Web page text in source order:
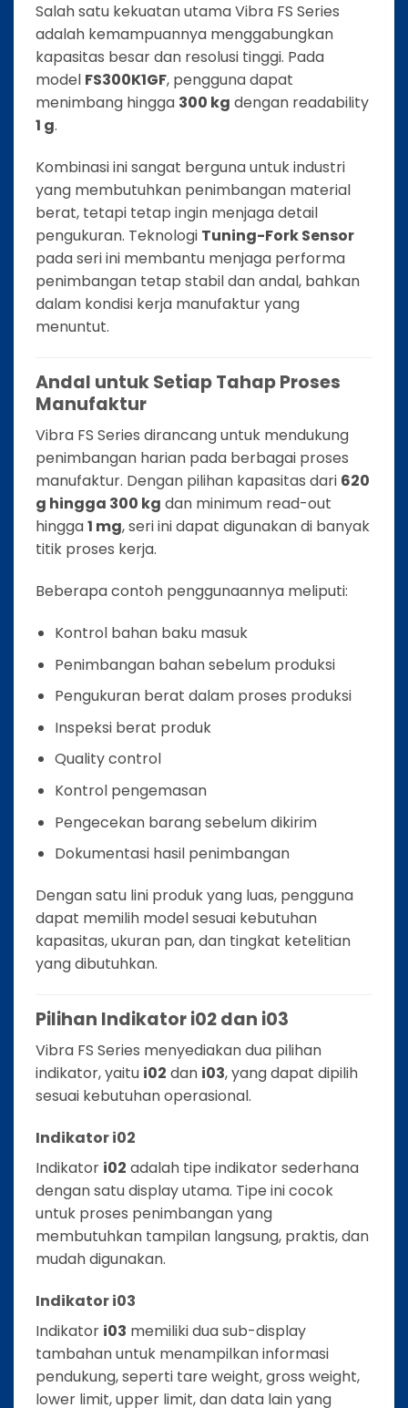
Salah satu kekuatan utama Vibra FS Series
adalah kemampuannya menggabungkan
kapasitas besar dan resolusi tinggi. Pada
model FS300K1GF, pengguna dapat
menimbang hingga 300 kg dengan readability
1 g.
Kombinasi ini sangat berguna untuk industri
yang membutuhkan penimbangan material
berat, tetapi tetap ingin menjaga detail
pengukuran. Teknologi Tuning-Fork Sensor
pada seri ini membantu menjaga performa
penimbangan tetap stabil dan andal, bahkan
dalam kondisi kerja manufaktur yang
menuntut.
Andal untuk Setiap Tahap Proses
Manufaktur
Vibra FS Series dirancang untuk mendukung
penimbangan harian pada berbagai proses
manufaktur. Dengan pilihan kapasitas dari 620
g hingga 300 kg dan minimum read-out
hingga1 mg, seri ini dapat digunakan di banyak
titik proses kerja.
Beberapa contoh penggunaannya meliputi:
Kontrol bahan baku masuk
Penimbangan bahan sebelum produksi
Pengukuran berat dalam proses produksi
Inspeksi berat produk
Quality control
Kontrol pengemasan
Pengecekan barang sebelum dikirim
Dokumentasi hasil penimbangan
Dengan satu lini produk yang luas, pengguna
dapat memilih model sesuai kebutuhan
kapasitas, ukuran pan, dan tingkat ketelitian
yang dibutuhkan.
Pilihan Indikator i02 dan i03
Vibra FS Series menyediakan dua pilihan
indikator, yaitu i02 dan i03, yang dapat dipilih
sesuai kebutuhan operasional.
Indikator i02
Indikator i02 adalah tipe indikator sederhana
dengan satu display utama. Tipe ini cocok
untuk proses penimbangan yang
membutuhkan tampilan langsung, praktis, dan
mudah digunakan.
Indikator i03
Indikator i03 memiliki dua sub-display
tambahan untuk menampilkan informasi
pendukung, seperti tare weight, gross weight,
lower limit, upper limit, dan data lain yang